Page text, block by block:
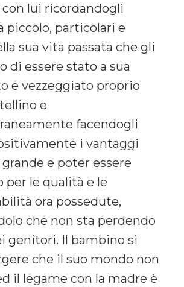
lui ricordandogli
piccolo, particolari e
sua vita passata che gli
di essere stato a sua
e vezzeggiato proprio
e
facendogli
i vantaggi
grande e poter essere
per le qualità e le
ora possedute,
che non sta perdendo
genitori. Il bambino si
che il suo mondo non
il legame con la madre è